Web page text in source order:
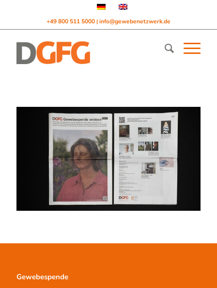
+49 800 511 5000 | info@gewebenetzwerk.de
Gewebespende